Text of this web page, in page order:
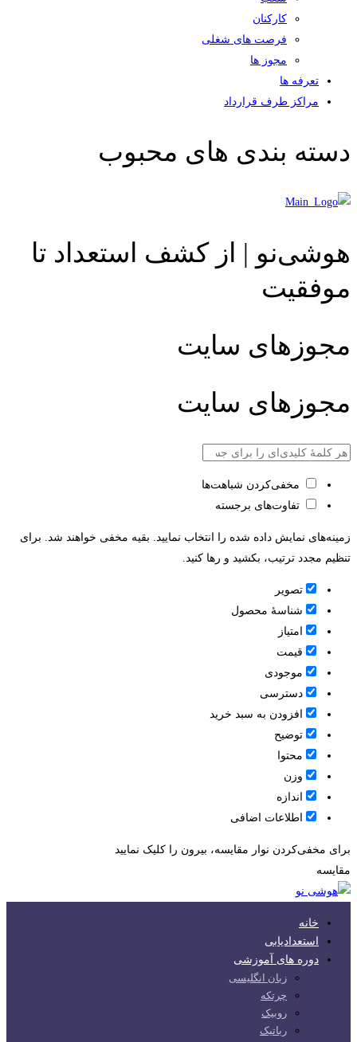
کارکنان
فرصت های شغلی
مجوز ها
تعرفه ها
مراکز طرف قرارداد
دسته بندی های محبوب
هوشی‌نو | از کشف استعداد تا
موفقیت
مجوزهای سایت
مجوزهای سایت
مخفی‌کردن شباهت‌ها
تفاوت‌های برجسته
زمینه‌های نمایش داده شده را انتخاب نمایید. بقیه مخفی خواهند شد. برای
تنظیم مجدد ترتیب، بکشید و رها کنید.
تصویر
شناسۀ محصول
امتیاز
قيمت
موجودی
دسترسی
افزودن به سبد خرید
توضیح
محتوا
وزن
اندازه
اطلاعات اضافی
برای مخفی‌کردن نوار مقایسه، بیرون را کلیک نمایید
مقایسه
خانه
استعدادیابی
دوره های آموزشی
زبان انگلیسی
چرتکه
روبیک
رباتیک